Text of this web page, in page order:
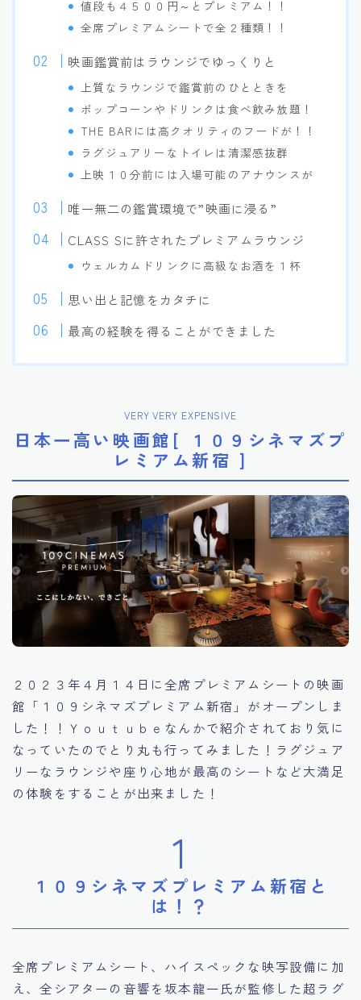
値段も４５００円～とプレミアム！！
全席プレミアムシートで全２種類！！
映画鑑賞前はラウンジでゆっくりと
上質なラウンジで鑑賞前のひとときを
ポップコーンやドリンクは食べ飲み放題！
THE BARには高クオリティのフードが！！
ラグジュアリーなトイレは清潔感抜群
上映１０分前には入場可能のアナウンスが
唯一無二の鑑賞環境で”映画に浸る”
CLASS Sに許されたプレミアムラウンジ
ウェルカムドリンクに高級なお酒を１杯
思い出と記憶をカタチに
最高の経験を得ることができました
VERY VERY EXPENSIVE
日本一高い映画館[ １０９シネマズプ
レミアム新宿 ]
２０２３年４月１４日に全席プレミアムシートの映画
館「１０９シネマズプレミアム新宿」がオープンしま
した！！Ｙｏｕｔｕｂｅなんかで紹介されており気に
なっていたのでとり丸も行ってみました！ラグジュア
リーなラウンジや座り心地が最高のシートなど大満足
の体験をすることが出来ました！
1
１０９シネマズプレミアム新宿と
は！？
全席プレミアムシート、ハイスペックな映写設備に加
え、全シアターの音響を坂本龍一氏が監修した超ラグ